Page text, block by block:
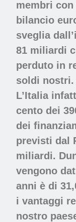
membri
bilancio
sveglia
81 miliardi
perduto in
soldi nostri.
L’Italia
cento dei
dei
previsti dal
miliardi.
vengono
anni è di
i vantaggi
nostro